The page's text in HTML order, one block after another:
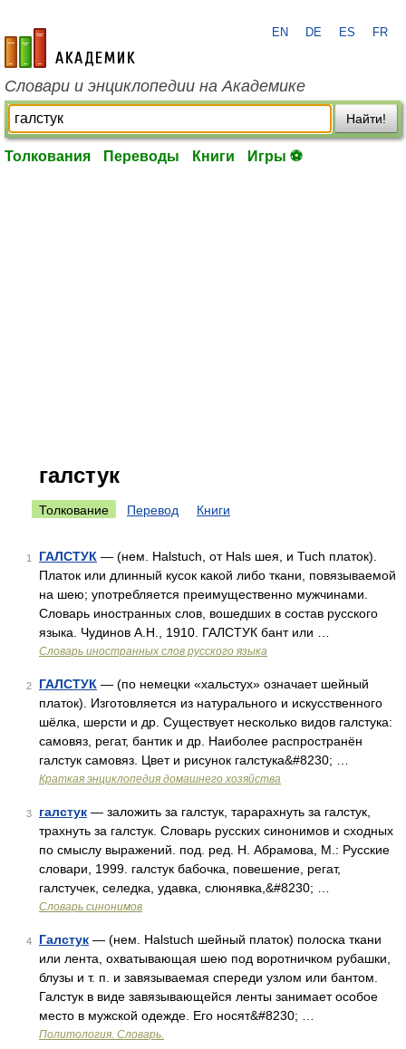
academic.ru
EN DE ES FR
Словари и энциклопедии на Академике
Найти!
Толкования Переводы Книги Игры ⚽
галстук
Толкование Перевод Книги
1 ГАЛСТУК — (нем. Halstuch, от Hals шея, и Tuch платок).
Платок или длинный кусок какой либо ткани, повязываемой
на шею; употребляется преимущественно мужчинами.
Словарь иностранных слов, вошедших в состав русского
языка. Чудинов А.Н., 1910. ГАЛСТУК бант или …
Словарь иностранных слов русского языка
2 ГАЛСТУК — (по немецки «хальстух» означает шейный
платок). Изготовляется из натурального и искусственного
шёлка, шерсти и др. Существует несколько видов галстука:
самовяз, регат, бантик и др. Наиболее распространён
галстук самовяз. Цвет и рисунок галстука&#8230; …
Краткая энциклопедия домашнего хозяйства
3 галстук — заложить за галстук, тарарахнуть за галстук,
трахнуть за галстук. Словарь русских синонимов и сходных
по смыслу выражений. под. ред. Н. Абрамова, М.: Русские
словари, 1999. галстук бабочка, повешение, регат,
галстучек, селедка, удавка, слюнявка,&#8230; …
Словарь синонимов
4 Галстук — (нем. Halstuch шейный платок) полоска ткани
или лента, охватывающая шею под воротничком рубашки,
блузы и т. п. и завязываемая спереди узлом или бантом.
Галстук в виде завязывающейся ленты занимает особое
место в мужской одежде. Его носят&#8230; …
Политология. Словарь.